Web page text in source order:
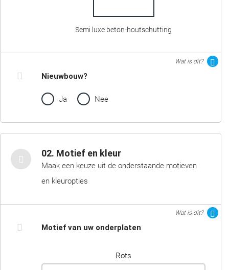
Semi luxe beton-houtschutting
Wat is dit?
Nieuwbouw?
Ja Nee
02. Motief en kleur
Maak een keuze uit de onderstaande motieven
en kleuropties
Wat is dit?
Motief van uw onderplaten
Rots